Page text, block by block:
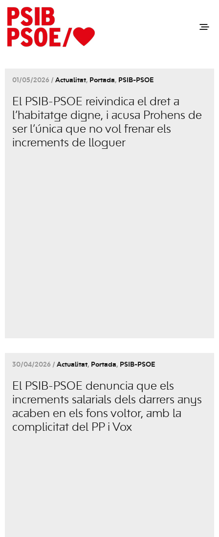
01/05/2026 / Actualitat, Portada, PSIB-PSOE
El PSIB-PSOE reivindica el dret a
l’habitatge digne, i acusa Prohens de
ser l’única que no vol frenar els
increments de lloguer
30/04/2026 / Actualitat, Portada, PSIB-PSOE
El PSIB-PSOE denuncia que els
increments salarials dels darrers anys
acaben en els fons voltor, amb la
complicitat del PP i Vox